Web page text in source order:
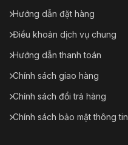
Hướng dẫn đặt hàng
Điều khoản dịch vụ chung
Hướng dẫn thanh toán
Chính sách giao hàng
Chính sách đổi trả hàng
Chính sách bảo mật thông tin